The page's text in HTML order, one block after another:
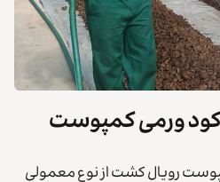
ورمی کمپوست
رویال کشت از نوع معمولی